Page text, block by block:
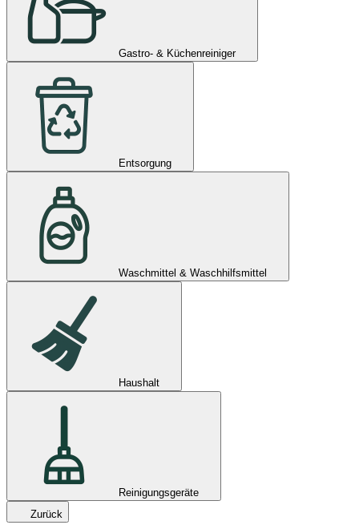
Gastro- & Küchenreiniger
Entsorgung
Waschmittel & Waschhilfsmittel
Haushalt
Reinigungsgeräte
Zurück